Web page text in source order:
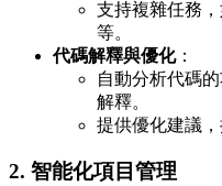
支持複雜任務
等。
代碼解釋與優化：
自動分析代碼
解釋。
提供優化建議
2. 智能化項目管理